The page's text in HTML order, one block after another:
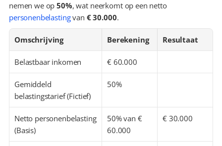
nemen we op 50%
, wat neerkomt op een netto
personenbelasting van € 30.000.
Omschrijving Berekening Resultaat
Belastbaar inkomen € 60.000
Gemiddeld
belastingstarief (Fictief)
50%
Netto personenbelasting
(Basis)
50% van €
60.000
€ 30.000